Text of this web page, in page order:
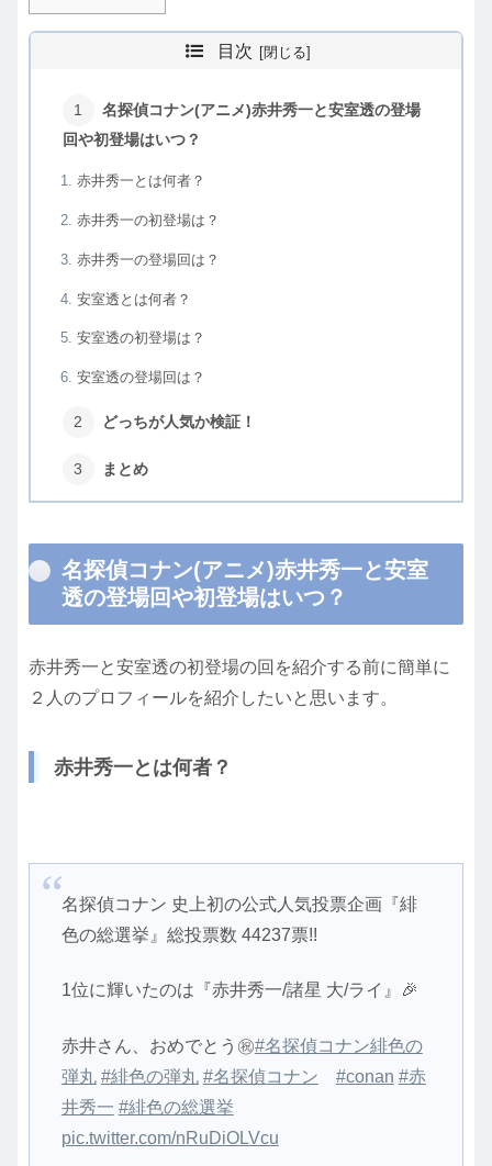
目次
名探偵コナン(アニメ)赤井秀一と安室透の登場
回や初登場はいつ？
赤井秀一とは何者？
赤井秀一の初登場は？
赤井秀一の登場回は？
安室透とは何者？
安室透の初登場は？
安室透の登場回は？
どっちが人気か検証！
まとめ
名探偵コナン(アニメ)赤井秀一と安室
透の登場回や初登場はいつ？
赤井秀一と安室透の初登場の回を紹介する前に簡単に
２人のプロフィールを紹介したいと思います。
赤井秀一とは何者？
名探偵コナン 史上初の公式人気投票企画『緋
色の総選挙』総投票数 44237票!!
1位に輝いたのは『赤井秀一/諸星 大/ライ』🎉
赤井さん、おめでとう㊗️#名探偵コナン緋色の
弾丸 #緋色の弾丸 #名探偵コナン #conan #赤
井秀一 #緋色の総選挙
pic.twitter.com/nRuDiOLVcu